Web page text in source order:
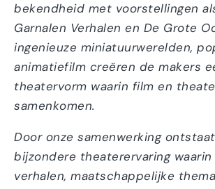
bekendheid met voorstellingen
Garnalen Verhalen en De Grote
ingenieuze miniatuurwerelden,
animatiefilm creëren de makers
theatervorm waarin film en
samenkomen.
Door onze samenwerking
bijzondere theaterervaring
verhalen, maatschappelijke